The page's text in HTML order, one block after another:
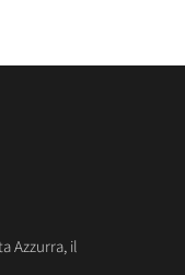
Azzurra, il